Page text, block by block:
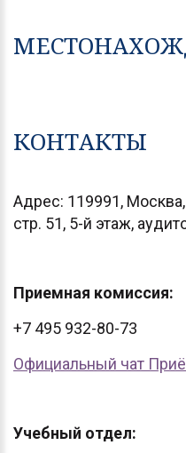
КОНТАКТЫ
Адрес: 119991,
стр. 51, 5-й этаж,
Приемная комиссия:
+7 495 932-80-73
Официальный чат
Учебный отдел: